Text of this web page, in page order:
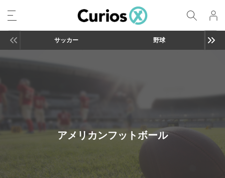
サッカー 野球
アメリカンフットボール